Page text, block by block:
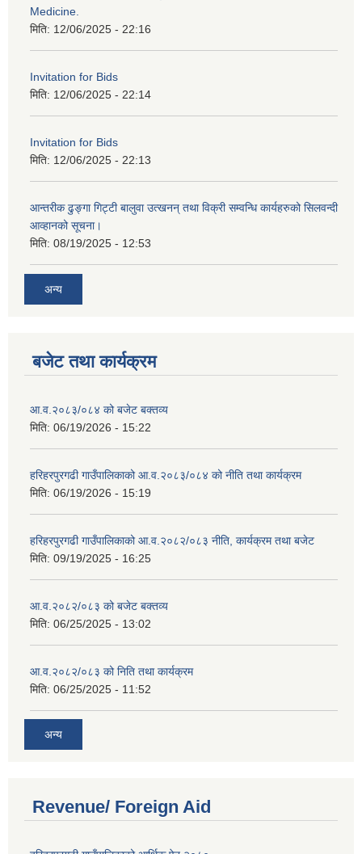
Medicine.
मिति: 12/06/2025 - 22:16
Invitation for Bids
मिति: 12/06/2025 - 22:14
Invitation for Bids
मिति: 12/06/2025 - 22:13
आन्तरीक ढुङ्गा गिट्टी बालुवा उत्खनन् तथा विक्री सम्वन्धि कार्यहरुको सिलवन्दी
आव्हानको सूचना।
मिति: 08/19/2025 - 12:53
अन्य
बजेट तथा कार्यक्रम
आ.व.२०८३/०८४ को बजेट बक्तव्य
मिति: 06/19/2026 - 15:22
हरिहरपुरगढी गाउँपालिकाको आ.व.२०८३/०८४ को नीति तथा कार्यक्रम
मिति: 06/19/2026 - 15:19
हरिहरपुरगढी गाउँपालिकाको आ.व.२०८२/०८३ नीति, कार्यक्रम तथा बजेट
मिति: 09/19/2025 - 16:25
आ.व.२०८२/०८३ को बजेट बक्तव्य
मिति: 06/25/2025 - 13:02
आ.व.२०८२/०८३ को निति तथा कार्यक्रम
मिति: 06/25/2025 - 11:52
अन्य
Revenue/ Foreign Aid